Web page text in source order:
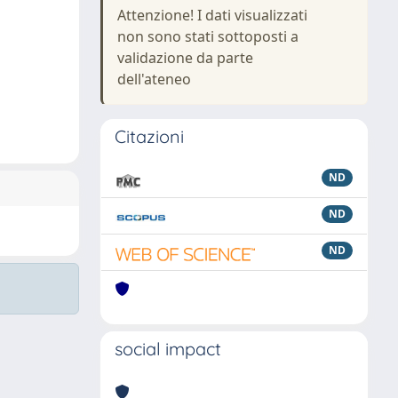
Attenzione! I dati visualizzati
non sono stati sottoposti a
validazione da parte
dell'ateneo
Citazioni
ND
ND
ND
social impact